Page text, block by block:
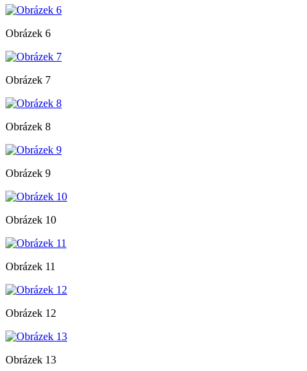
Obrázek 6
Obrázek 7
Obrázek 8
Obrázek 9
Obrázek 10
Obrázek 11
Obrázek 12
Obrázek 13